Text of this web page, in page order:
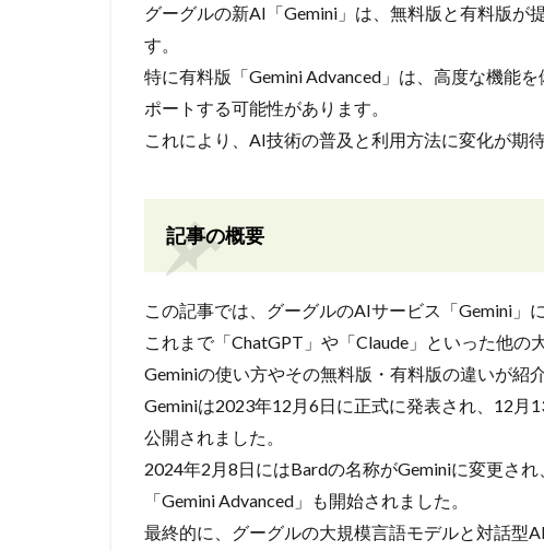
グーグルの新AI「Gemini」は、無料版と有料版が
す。
特に有料版「Gemini Advanced」は、高度な機能
ポートする可能性があります。
これにより、AI技術の普及と利用方法に変化が期待
記事の概要
この記事では、グーグルのAIサービス「Gemini」
これまで「ChatGPT」や「Claude」といった他の
Geminiの使い方やその無料版・有料版の違いが紹
Geminiは2023年12月6日に正式に発表され、12
公開されました。
2024年2月8日にはBardの名称がGeminiに変更さ
「Gemini Advanced」も開始されました。
最終的に、グーグルの大規模言語モデルと対話型